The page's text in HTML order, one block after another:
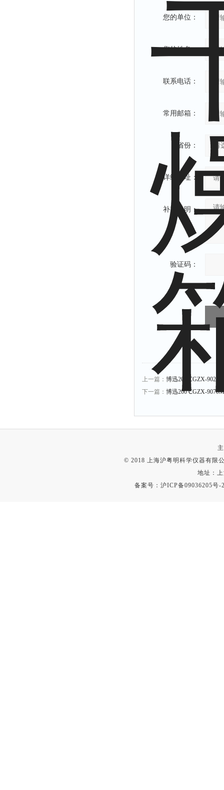
您的单位：
您的姓名：
联系电话：
常用邮箱：
省份：
详细地址：
补充说明：
验证码：
上一篇： 博迅200℃GZX-
下一篇： 博迅200℃GZX-
© 2018 上海沪粤明科学仪器有限
地址：
备案号：沪ICP备09036205号-